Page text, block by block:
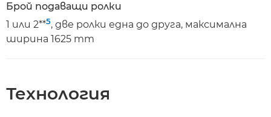
Брой подаващи ролки
1 или 2**5, две ролки една до друга, максимална
ширина 1625 mm
Технология